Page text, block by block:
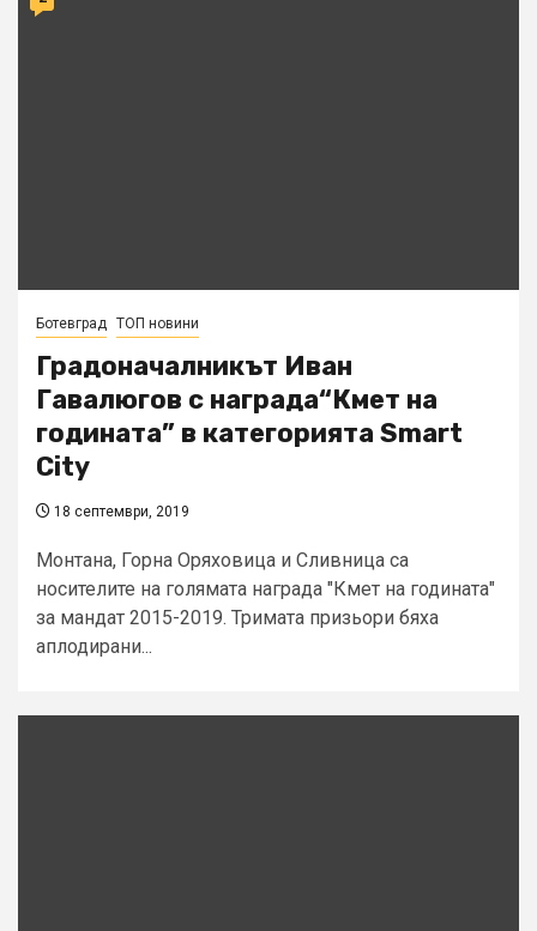
Ботевград ТОП новини
Градоначалникът Иван
Гавалюгов с награда“Кмет на
годината” в категорията Smart
City
18 септември, 2019
Монтана, Горна Оряховица и Сливница са
носителите на голямата награда "Кмет на годината"
за мандат 2015-2019. Тримата призьори бяха
аплодирани...